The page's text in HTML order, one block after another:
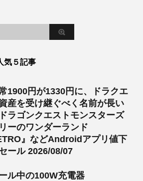
気５記事
1900円が1330円に、ドラクエ
産を受け継ぐべく名前が長い
ドラゴンクエストモンスターズ
ーのワンダーランド
』などAndroidアプリ値下
ール 2026/08/07
ル中の100W充電器